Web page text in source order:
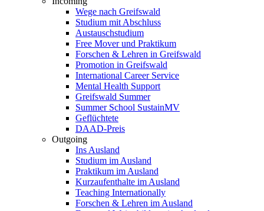
Wege nach Greifswald
Studium mit Abschluss
Austauschstudium
Free Mover und Praktikum
Forschen & Lehren in Greifswald
Promotion in Greifswald
International Career Service
Mental Health Support
Greifswald Summer
Summer School SustainMV
Geflüchtete
DAAD-Preis
Outgoing
Ins Ausland
Studium im Ausland
Praktikum im Ausland
Kurzaufenthalte im Ausland
Teaching Internationally
Forschen & Lehren im Ausland